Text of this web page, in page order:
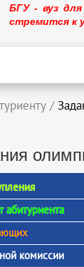
БГУ - вуз
стремится к
/
абитуриента
комиссии